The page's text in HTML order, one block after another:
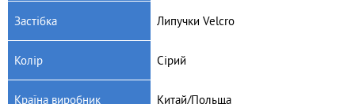
Застібка Липучки Velcro
Колір Сірий
Країна виробник Китай/Польща